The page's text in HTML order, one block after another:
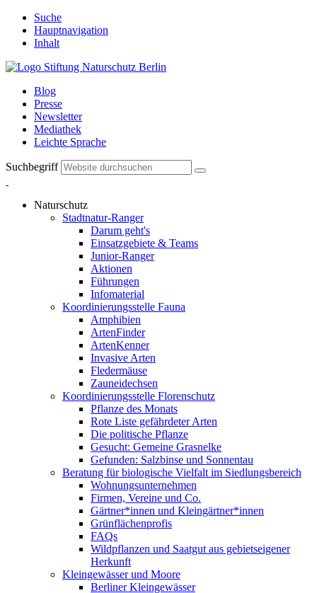
Suche
Hauptnavigation
Inhalt
Blog
Presse
Newsletter
Mediathek
Leichte Sprache
Suchbegriff
Naturschutz
Stadtnatur-Ranger
Darum geht's
Einsatzgebiete & Teams
Junior-Ranger
Aktionen
Führungen
Infomaterial
Koordinierungsstelle Fauna
Amphibien
ArtenFinder
ArtenKenner
Invasive Arten
Fledermäuse
Zauneidechsen
Koordinierungsstelle Florenschutz
Pflanze des Monats
Rote Liste gefährdeter Arten
Die politische Pflanze
Gesucht: Gemeine Grasnelke
Gefunden: Salzbinse und Sonnentau
Beratung für biologische Vielfalt im Siedlungsbereich
Wohnungsunternehmen
Firmen, Vereine und Co.
Gärtner*innen und Kleingärtner*innen
Grünflächenprofis
FAQs
Wildpflanzen und Saatgut aus gebietseigener
Herkunft
Kleingewässer und Moore
Berliner Kleingewässer